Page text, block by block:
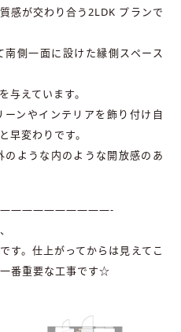
感が交わり合う2LDK プランで
側一面に設けた縁側スペース
与えています。
ンやインテリアを飾り付け自
早変わりです。
ような内のような開放感のあ
す。仕上がってからは見えてこ
番重要な工事です☆